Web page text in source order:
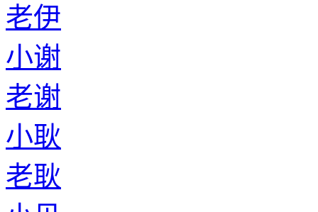
老伊
小谢
老谢
小耿
老耿